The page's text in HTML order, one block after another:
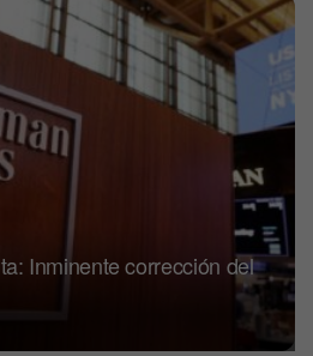
Inminente corrección del